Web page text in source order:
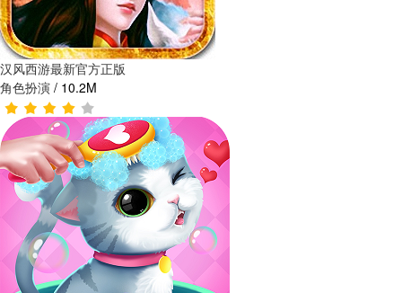
汉风西游最新官方正版
角色扮演 / 10.2M